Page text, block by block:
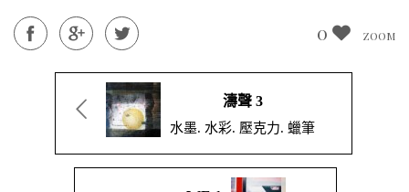
0 ZOOM
濤聲 3
水墨. 水彩. 壓克力. 蠟筆